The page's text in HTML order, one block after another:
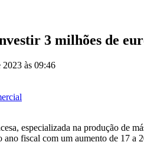
3 milhões de
2023 às 09:46
especializada na produção de
ano fiscal com um aumento de 17